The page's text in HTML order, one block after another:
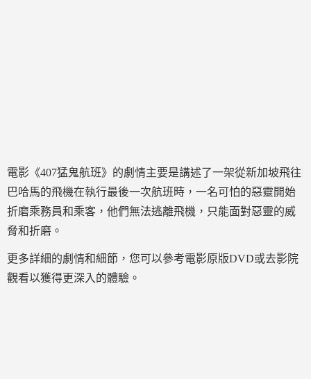
電影《407猛鬼航班》的劇情主要是講述了一架從新加坡飛往
巴哈馬的飛機在執行最後一次航班時，一名可怕的惡靈開始
折磨乘務員和乘客，他們無法逃離飛機，只能面對惡靈的威
脅和折磨。
更多詳細的劇情和細節，您可以參考電影原版DVD或去影院
觀看以獲得更深入的體驗。